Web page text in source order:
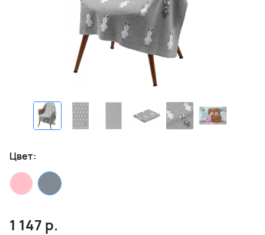
Цвет:
1 147 р.